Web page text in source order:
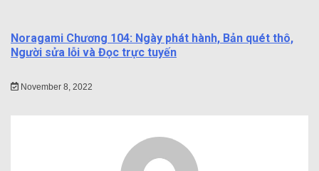
Noragami Chương 104: Ngày phát hành, Bản quét thô,
Người sửa lỗi và Đọc trực tuyến
November 8, 2022